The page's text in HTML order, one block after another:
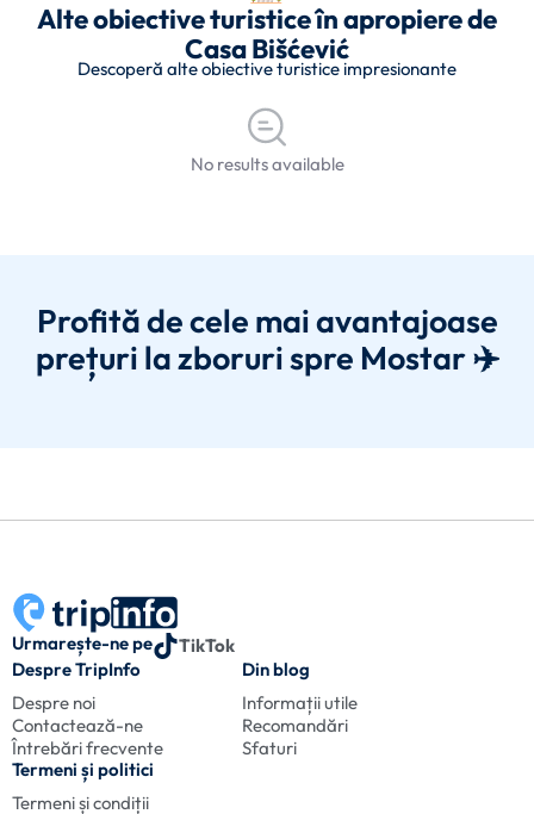
Alte obiective turistice în apropiere de
Casa Bišćević
Descoperă alte obiective turistice impresionante
No results available
Profită de cele mai avantajoase
prețuri la zboruri spre Mostar ✈️
Urmarește-ne pe
TikTok
Despre TripInfo
Despre noi
Contactează-ne
Întrebări frecvente
Din blog
Informații utile
Recomandări
Sfaturi
Termeni și politici
Termeni și condiții